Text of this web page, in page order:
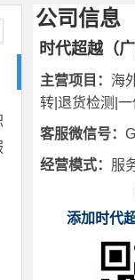
公司信息
时代超越（
主营项目： 海
转|退货检测|
客服微信号：
经营模式： 服
添加时代